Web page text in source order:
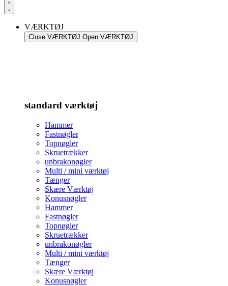
VÆRKTØJ
Close VÆRKTØJ Open VÆRKTØJ
standard værktøj
Hammer
Fastnøgler
Topnøgler
Skruetrækker
unbrakonøgler
Multi / mini værktøj
Tænger
Skære Værktøj
Konusnøgler
Hammer
Fastnøgler
Topnøgler
Skruetrækker
unbrakonøgler
Multi / mini værktøj
Tænger
Skære Værktøj
Konusnøgler